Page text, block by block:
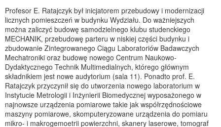
Profesor E. Ratajczyk był inicjatorem przebudowy i modernizacji
licznych pomieszczeń w budynku Wydziału. Do ważniejszych
można zaliczyć budowę samodzielnego klubu studenckiego
MECHANIK, przebudowę parteru w niskiej części budynku i
zbudowanie Zintegrowanego Ciągu Laboratoriów Badawczych
Mechatroniki oraz budowę nowego Centrum Naukowo-
Dydaktycznego Technik Multimedialnych, którego głównym
składnikiem jest nowe audytorium (sala 11). Ponadto prof. E.
Ratajczyk przyczynił się do utworzenia nowego laboratorium w
Instytucie Metrologii i Inżynierii Biomedycznej wyposażonego w
najnowsze urządzenia pomiarowe takie jak współrzędnościowe
maszyny pomiarowe, skomputeryzowane urządzenia do pomiaru
mikro- i makrogemoetrii powierzchni, skanery laserowe, tomograf